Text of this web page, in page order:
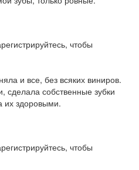
, чтобы
и все, без всяких виниров.
сделала собственные зубки
их здоровыми.
, чтобы